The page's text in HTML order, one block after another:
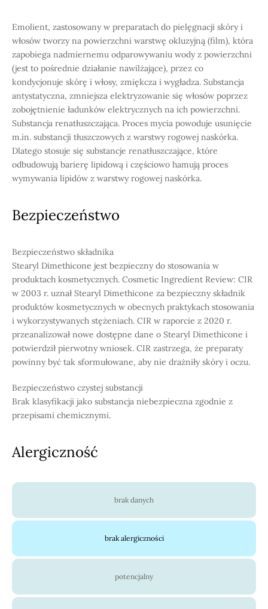
Emolient, zastosowany w preparatach do pielęgnacji skóry i
włosów tworzy na powierzchni warstwę okluzyjną (film), która
zapobiega nadmiernemu odparowywaniu wody z powierzchni
(jest to pośrednie działanie nawilżające), przez co
kondycjonuje skórę i włosy, zmiękcza i wygładza. Substancja
antystatyczna, zmniejsza elektryzowanie się włosów poprzez
zobojętnienie ładunków elektrycznych na ich powierzchni.
Substancja renatłuszczająca. Proces mycia powoduje usunięcie
m.in. substancji tłuszczowych z warstwy rogowej naskórka.
Dlatego stosuje się substancje renatłuszczające, które
odbudowują barierę lipidową i częściowo hamują proces
wymywania lipidów z warstwy rogowej naskórka.
Bezpieczeństwo
Bezpieczeństwo składnika
Stearyl Dimethicone jest bezpieczny do stosowania w
produktach kosmetycznych. Cosmetic Ingredient Review: CIR
w 2003 r. uznał Stearyl Dimethicone za bezpieczny składnik
produktów kosmetycznych w obecnych praktykach stosowania
i wykorzystywanych stężeniach. CIR w raporcie z 2020 r.
przeanalizował nowe dostępne dane o Stearyl Dimethicone i
potwierdził pierwotny wniosek. CIR zastrzega, że preparaty
powinny być tak sformułowane, aby nie drażniły skóry i oczu.
Bezpieczeństwo czystej substancji
Brak klasyfikacji jako substancja niebezpieczna zgodnie z
przepisami chemicznymi.
Alergiczność
brak danych
brak alergiczności
potencjalny